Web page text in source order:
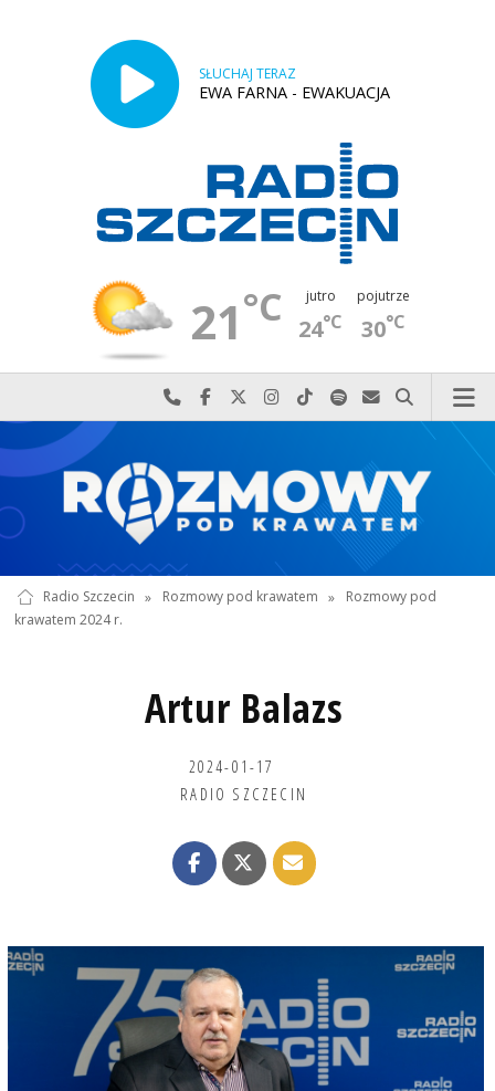
SŁUCHAJ TERAZ
EWA FARNA - EWAKUACJA
21°C jutro
24°C
pojutrze
30°C
Najlepiej po prostu do nas zadzwoń
Odwiedź nas na Facebook-u
Odwiedź nas na X
Odwiedź nas na Instagram-ie
Odwiedź nas na TikTok-u
Szukaj nas na Spotify
Wyślij do nas
Szukaj
Radio Szczecin » Rozmowy pod krawatem »
Rozmowy pod
krawatem 2024 r.
Artur Balazs
2024-01-17
RADIO SZCZECIN